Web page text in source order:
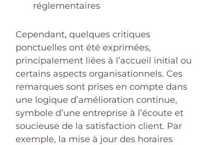
réglementaires
Cependant, quelques critiques
ponctuelles ont été exprimées,
principalement liées à l’accueil initial ou
certains aspects organisationnels. Ces
remarques sont prises en compte dans
une logique d’amélioration continue,
symbole d’une entreprise à l’écoute et
soucieuse de la satisfaction client. Par
exemple, la mise à jour des horaires